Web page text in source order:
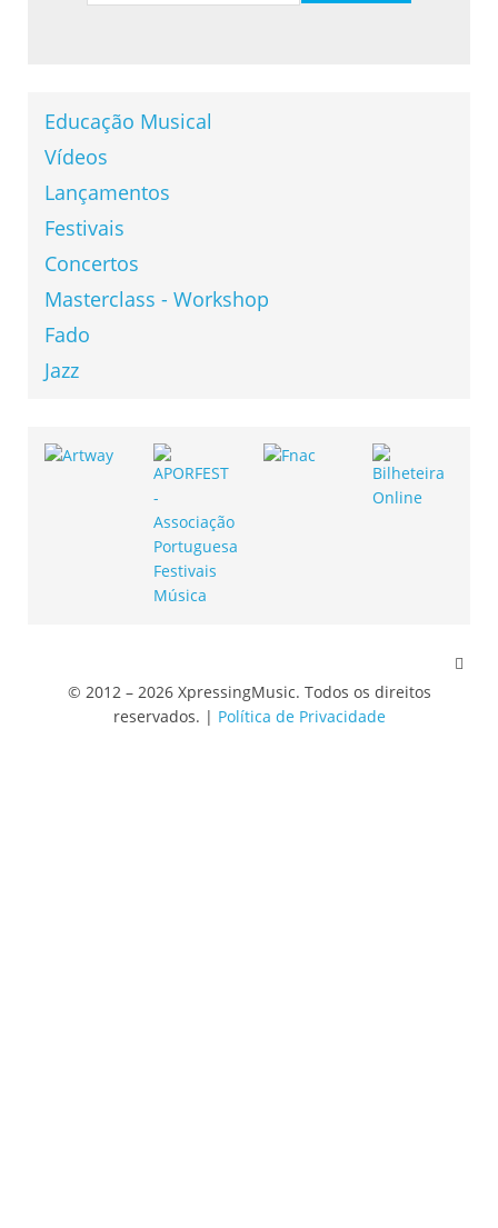
Educação Musical
Vídeos
Lançamentos
Festivais
Concertos
Masterclass - Workshop
Fado
Jazz
© 2012 – 2026 XpressingMusic. Todos os direitos
reservados. | Política de Privacidade